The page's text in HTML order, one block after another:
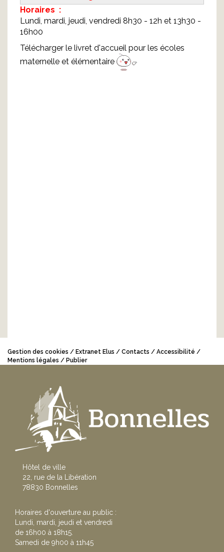
Horaires :
Lundi, mardi, jeudi, vendredi 8h30 - 12h et 13h30 -
16h00
Télécharger le livret d'accueil pour les écoles
maternelle et élémentaire
Gestion des cookies Extranet Elus Contacts
Accessibilité
Mentions légales
Publier
Hôtel de ville
22, rue de la Libération
78830 Bonnelles
Horaires d'ouverture au public :
Lundi, mardi, jeudi et vendredi
de 16h00 à 18h15.
Samedi de 9h00 à 11h45